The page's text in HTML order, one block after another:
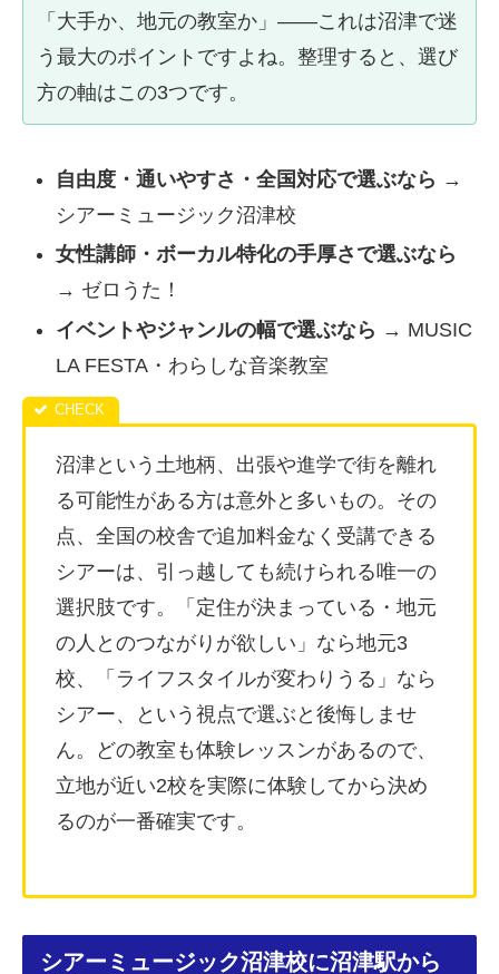
「大手か、地元の教室か」――これは沼津で迷
う最大のポイントですよね。整理すると、選び
方の軸はこの3つです。
自由度・通いやすさ・全国対応で選ぶなら →
シアーミュージック沼津校
女性講師・ボーカル特化の手厚さで選ぶなら
→ ゼロうた！
イベントやジャンルの幅で選ぶなら → MUSIC
LA FESTA・わらしな音楽教室
沼津という土地柄、出張や進学で街を離れ
る可能性がある方は意外と多いもの。その
点、全国の校舎で追加料金なく受講できる
シアーは、引っ越しても続けられる唯一の
選択肢です。「定住が決まっている・地元
の人とのつながりが欲しい」なら地元3
校、「ライフスタイルが変わりうる」なら
シアー、という視点で選ぶと後悔しませ
ん。どの教室も体験レッスンがあるので、
立地が近い2校を実際に体験してから決め
るのが一番確実です。
シアーミュージック沼津校に沼津駅から